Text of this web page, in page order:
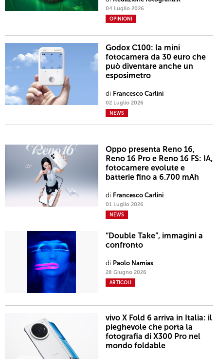
04 Luglio 2026
OPINIONI
Godox C100: la mini
fotocamera da 30 euro che
può diventare anche un
esposimetro
di Francesco Carlini
02 Luglio 2026
NEWS
Oppo presenta Reno 16,
Reno 16 Pro e Reno 16 FS: IA,
fotocamere evolute e
batterie fino a 6.700 mAh
di Francesco Carlini
01 Luglio 2026
NEWS
“Double Take”, immagini a
confronto
di Paolo Namias
28 Giugno 2026
ARTICOLI
vivo X Fold 6 arriva in Italia: il
pieghevole che porta la
fotografia di X300 Pro nel
mondo foldable